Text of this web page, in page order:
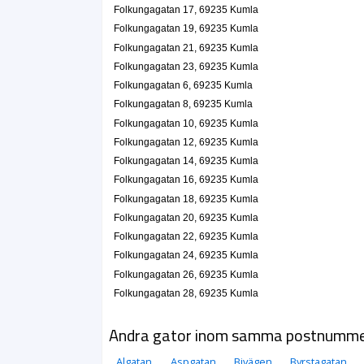
Folkungagatan 17, 69235 Kumla
Folkungagatan 19, 69235 Kumla
Folkungagatan 21, 69235 Kumla
Folkungagatan 23, 69235 Kumla
Folkungagatan 6, 69235 Kumla
Folkungagatan 8, 69235 Kumla
Folkungagatan 10, 69235 Kumla
Folkungagatan 12, 69235 Kumla
Folkungagatan 14, 69235 Kumla
Folkungagatan 16, 69235 Kumla
Folkungagatan 18, 69235 Kumla
Folkungagatan 20, 69235 Kumla
Folkungagatan 22, 69235 Kumla
Folkungagatan 24, 69235 Kumla
Folkungagatan 26, 69235 Kumla
Folkungagatan 28, 69235 Kumla
Andra gator inom samma